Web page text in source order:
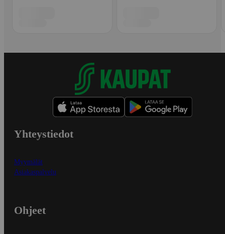
Yhteystiedot
Myymälät
Asiakaspalvelu
Ohjeet